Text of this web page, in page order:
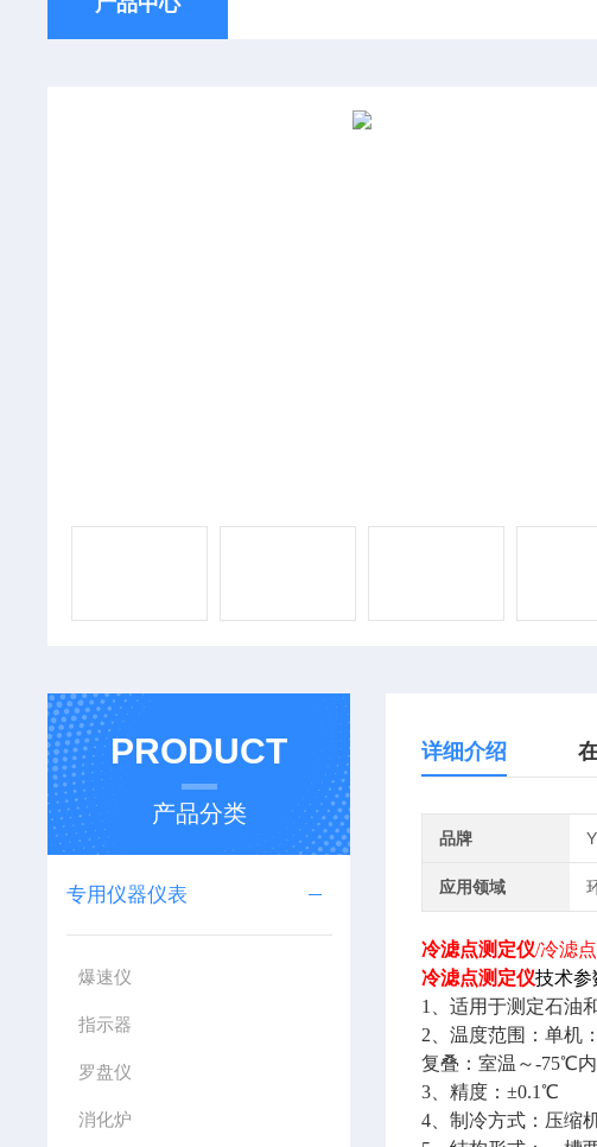
PRODUCT
产品分类
专用仪器仪表
爆速仪
指示器
罗盘仪
消化炉
详细介绍
品牌
应用领域
冷滤点测定仪/冷滤
冷滤点测定仪技术参
1、适用于测定石油
2、温度范围：单
复叠：室温～-75℃
3、精度：±0.1℃
4、制冷方式：压缩